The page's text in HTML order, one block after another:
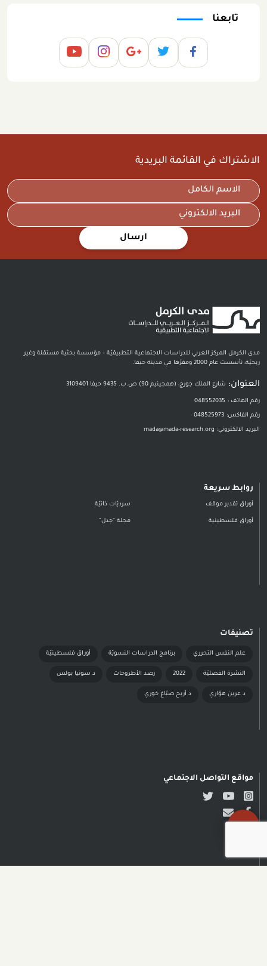
تابعنا
الاشتراك في القائمة البريدية
ارسال
مدى الكرمل المركز العربي للدراسات الاجتماعية التطبيقيّة – مؤسسة بحثية مستقلة وغير
ربحيّة، تأسست عام 2000 ومقرّها في مدينة حيفا.
العنوان: شارع الملك جورج، (همجينيم 90) ص.ب. 9435 حيفا 3109401
رقم الهاتف : 048552035
رقم الفاكس: 048525973
البريد الالكتروني: mada@mada-research.org
روابط سريعة
أوراق تقدير موقف سرديّات ذاتيّة
أوراق فلسطينية مجلة “جدل”
تصنيفات
علم النفس التحرري برنامج الدراسات النسويّة أوراق فلسطينيّة
النشرة الفصليّة 2022 رصد الأطروحات د سونيا بولس
د عرين هوّاري د أريج صبّاغ خوري
مواقع التواصل الاجتماعي